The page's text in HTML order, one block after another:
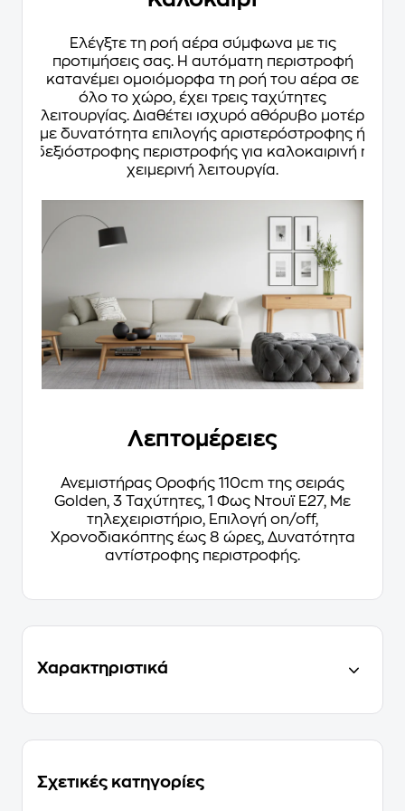
Ελέγξτε τη ροή αέρα σύμφωνα με τις
προτιμήσεις σας. Η αυτόματη περιστροφή
κατανέμει ομοιόμορφα τη ροή του αέρα σε
όλο το χώρο, έχει τρεις ταχύτητες
λειτουργίας. Διαθέτει ισχυρό αθόρυβο μοτέρ
με δυνατότητα επιλογής αριστερόστροφης ή
δεξιόστροφης περιστροφής για καλοκαιρινή ή
χειμερινή λειτουργία.
Λεπτομέρειες
Ανεμιστήρας Οροφής 110cm της σειράς
Golden, 3 Ταχύτητες, 1 Φως Ντουϊ E27, Με
τηλεχειριστήριο, Επιλογή on/off,
Χρονοδιακόπτης έως 8 ώρες, Δυνατότητα
αντίστροφης περιστροφής.
Χαρακτηριστικά
Σχετικές κατηγορίες